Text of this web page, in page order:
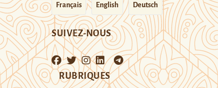
Français English Deutsch
SUIVEZ-NOUS
RUBRIQUES